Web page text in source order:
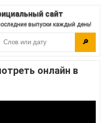
сайт
выпуски каждый день!
🔎
онлайн в